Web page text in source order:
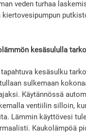
veden turhaa
kiertovesipumpun
kesäsululla
kesäsulku
sulkemaan
Käytännössä
ventiilin silloin,
Lämmin käyttövesi
Kaukolämpöä